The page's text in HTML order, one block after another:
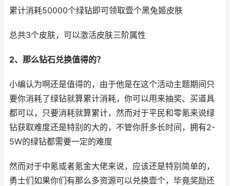
累计消耗50000个绿钻即可领取壹个黑兔姬皮肤
总共3个皮肤，可以激活皮肤三阶属性
2、那么钻石兑换值得的？
小编认为啊还是值得的，由于他是在这个活动主题期间只
要你消耗了绿钻就算累计消耗，你可以用来抽奖、买道具
都可以，只要消耗就算累计，然而对于平民和零氪来说绿
钻获取难度还是特别的大的，不管你肝多长时间，拥有2-
5W的绿钻都需要一定的难度
然而对于中氪或者氪金大佬来说，应该还是特别简单的，
勇士们如果你们有那么多资源可以兑换壹个，毕竟奖励还